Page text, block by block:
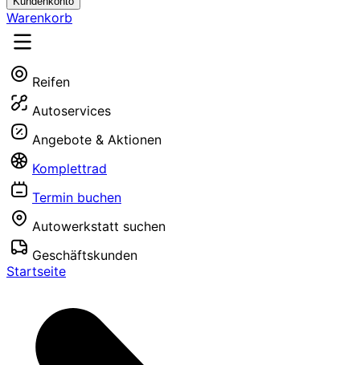
Warenkorb
Reifen
Autoservices
Angebote & Aktionen
Komplettrad
Termin buchen
Autowerkstatt suchen
Geschäftskunden
Startseite